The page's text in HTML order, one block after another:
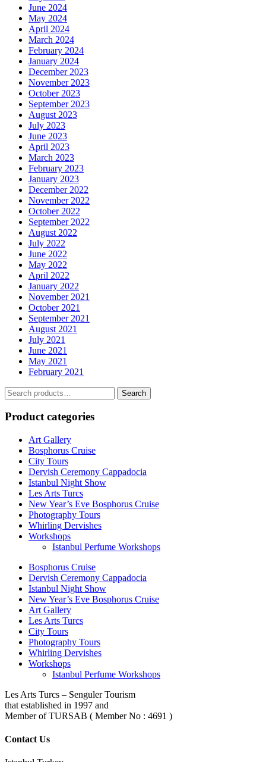
June 2024
May 2024
April 2024
March 2024
February 2024
January 2024
December 2023
November 2023
October 2023
September 2023
August 2023
July 2023
June 2023
April 2023
March 2023
February 2023
January 2023
December 2022
November 2022
October 2022
September 2022
August 2022
July 2022
June 2022
May 2022
April 2022
January 2022
November 2021
October 2021
September 2021
August 2021
July 2021
June 2021
May 2021
February 2021
Search
for:
Search
Product categories
Art Gallery
Bosphorus Cruise
City Tours
Dervish Ceremony Cappadocia
Istanbul Night Show
Les Arts Turcs
New Year’s Eve Bosphorus Cruise
Photography Tours
Whirling Dervishes
Workshops
Istanbul Perfume Workshops
Bosphorus Cruise
Dervish Ceremony Cappadocia
Istanbul Night Show
New Year’s Eve Bosphorus Cruise
Art Gallery
Les Arts Turcs
City Tours
Photography Tours
Whirling Dervishes
Workshops
Istanbul Perfume Workshops
Les Arts Turcs – Senguler Tourism
that established in 1997 and
Member of TURSAB ( Member No : 4691 )
Contact Us